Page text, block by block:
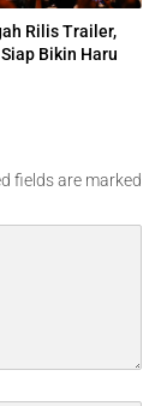
Rilis Trailer,
Bikin Haru
fields are marked